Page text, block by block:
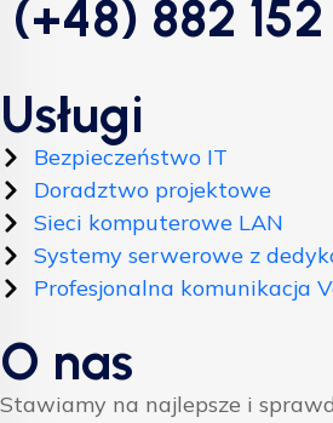
(+48) 882 152
Usługi
Bezpieczeństwo IT
Doradztwo projektowe
Sieci komputerowe LAN
Systemy serwerowe z
Profesjonalna komunikacja
O nas
Stawiamy na najlepsze i